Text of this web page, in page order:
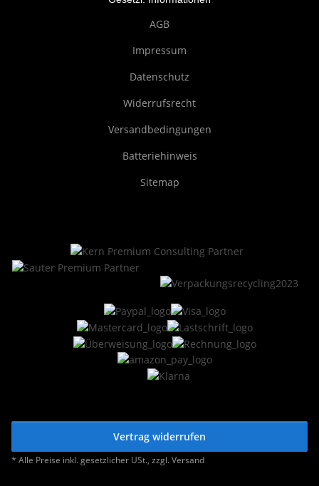
AGB
Impressum
Datenschutz
Widerrufsrecht
Versandbedingungen
Batteriehinweis
Sitemap
Vertrag widerrufen
* Alle Preise inkl. gesetzlicher USt., zzgl.Versand